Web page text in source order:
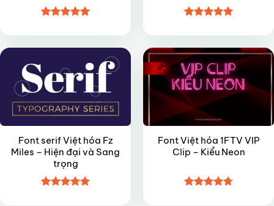
hạng55
sao
hạng4.95
sao
Font serif Việt hóa Fz
Miles – Hiện đại và Sang
trọng
Font Việt hóa 1FTV VIP
Clip – Kiểu Neon